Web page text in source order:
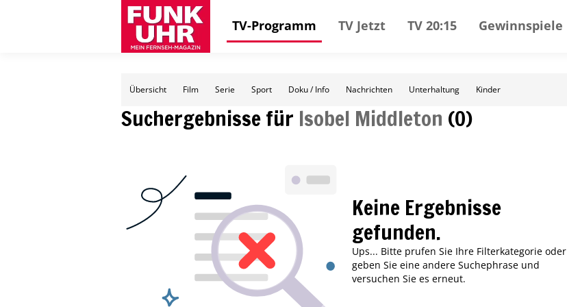
TV-Programm TV Jetzt TV 20:15 Gewinnspiele
Übersicht Film Serie Sport Doku / Info Nachrichten Unterhaltung Kinder
Suchergebnisse für Isobel Middleton (0)
Keine Ergebnisse
gefunden.
Ups... Bitte prufen Sie Ihre Filterkategorie oder
geben Sie eine andere Suchephrase und
versuchen Sie es erneut.